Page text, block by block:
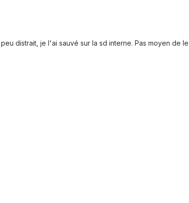
distrait, je l'ai sauvé sur la sd interne. Pas moyen de